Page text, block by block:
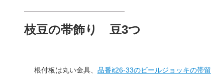
枝豆の帯飾り 豆3つ
根付板は丸い金具、 品番it26-33のビールジョッキの帯留